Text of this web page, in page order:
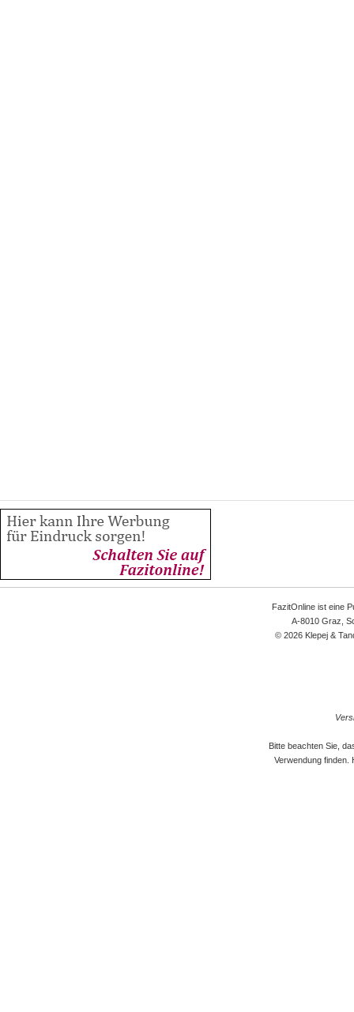
FazitOnline ist eine
A-8010 Graz,
© 2026 Klepej &
Bitte beachten Sie,
Verwendung finden.